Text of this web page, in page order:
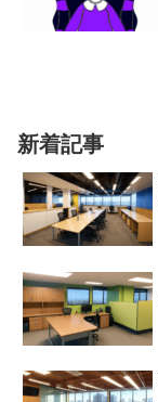
新着記事